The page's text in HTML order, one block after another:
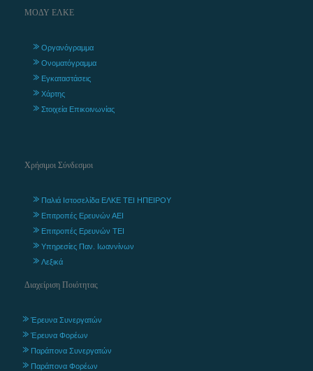
ΜΟΔΥ ΕΛΚΕ
Οργανόγραμμα
Ονοματόγραμμα
Εγκαταστάσεις
Χάρτης
Στοιχεία Επικοινωνίας
Χρήσιμοι Σύνδεσμοι
Παλιά Ιστοσελίδα ΕΛΚΕ ΤΕΙ ΗΠΕΙΡΟΥ
Επιτροπές Ερευνών ΑΕΙ
Επιτροπές Ερευνών ΤΕΙ
Υπηρεσίες Παν. Ιωαννίνων
Λεξικά
Διαχείριση Ποιότητας
Έρευνα Συνεργατών
Έρευνα Φορέων
Παράπονα Συνεργατών
Παράπονα Φορέων